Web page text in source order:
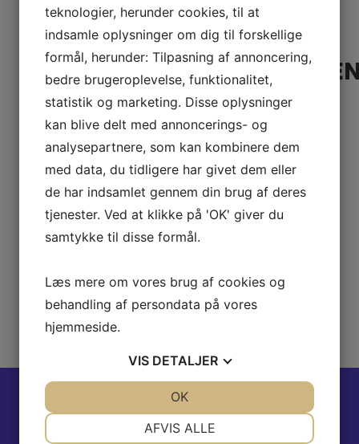
GENIEWORDS ER EN
UDSPRINGER AF
IVÆKST
GenieWords laver professionel online markedsføring for
små virksomheder til en pris, som er til at betale.
GenieWords er et splinternyt webhus med en stålsat
ambition om, at du som ejer af en lille virksomhed, ikke
skal gå på kompromis med hverken din tid, dit budget
eller forventninger.
teknologier, herunder cookies, til at
indsamle oplysninger om dig til forskellige
formål, herunder: Tilpasning af annoncering,
bedre brugeroplevelse, funktionalitet,
statistik og marketing. Disse oplysninger
kan blive delt med annoncerings- og
analysepartnere, som kan kombinere dem
med data, du tidligere har givet dem eller
de har indsamlet gennem din brug af deres
tjenester. Ved at klikke på 'OK' giver du
samtykke til disse formål.
Læs mere om vores brug af cookies og
behandling af persondata på vores
hjemmeside.
VIS DETALJER
AFVIS ALLE
OK